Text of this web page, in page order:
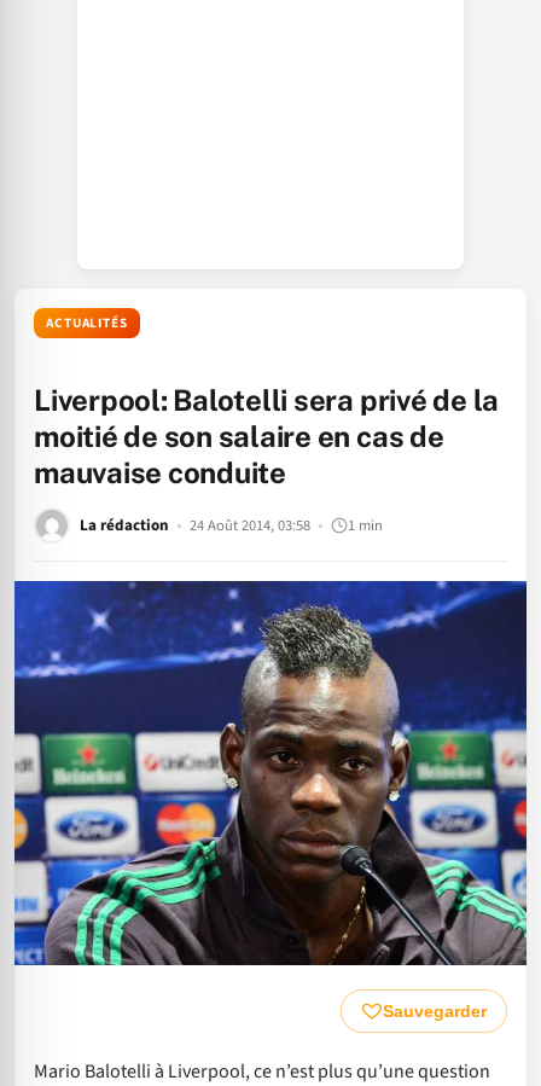
ACTUALITÉS
Liverpool: Balotelli sera privé de la
moitié de son salaire en cas de
mauvaise conduite
La rédaction 24 Août 2014, 03:58 1 min
Sauvegarder
Mario Balotelli à Liverpool, ce n’est plus qu’une question